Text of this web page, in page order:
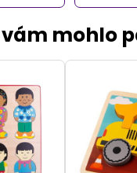
vám mohlo